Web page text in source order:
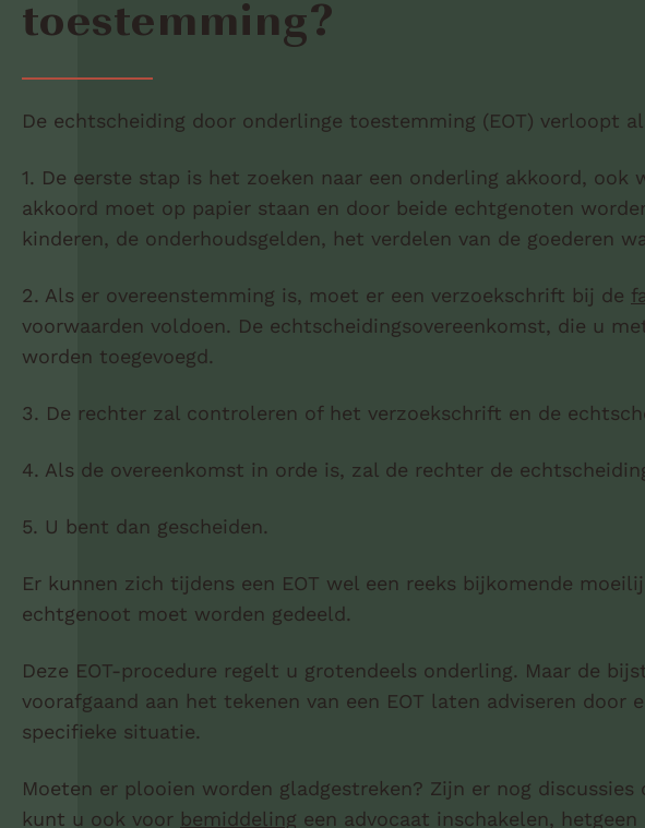
toestemming?
De echtscheiding door onderlinge toestemming (EOT) verloopt
1. De eerste stap is het zoeken naar een onderling akkoord, ook
akkoord moet op papier staan en door beide echtgenoten
kinderen, de onderhoudsgelden, het verdelen van de goederen
2. Als er overeenstemming is, moet er een verzoekschrift bij de
voorwaarden voldoen. De echtscheidingsovereenkomst, die u
worden toegevoegd.
3. De rechter zal controleren of het verzoekschrift en de
4. Als de overeenkomst in orde is, zal de rechter de
5. U bent dan gescheiden.
Er kunnen zich tijdens een EOT wel een reeks bijkomende
echtgenoot moet worden gedeeld.
Deze EOT-procedure regelt u grotendeels onderling. Maar de
voorafgaand aan het tekenen van een EOT laten adviseren
specifieke situatie.
Moeten er plooien worden gladgestreken? Zijn er nog
kunt u ook voor bemiddeling een advocaat inschakelen,